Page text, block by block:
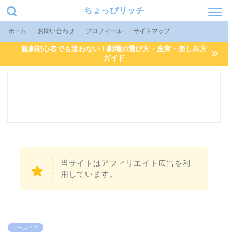
ちょっぴリッチ
ホーム お問い合わせ プロフィール サイトマップ
観劇初心者でも迷わない！劇場の選び方・座席・楽しみ方
ガイド
当サイトはアフィリエイト広告を利
用しています。
アーカイブ